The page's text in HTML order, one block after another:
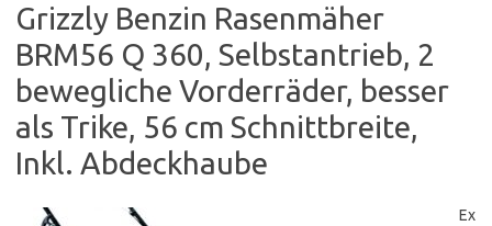
Grizzly Benzin Rasenmäher
BRM56 Q 360, Selbstantrieb, 2
bewegliche Vorderräder, besser
als Trike, 56 cm Schnittbreite,
Inkl. Abdeckhaube
Ex